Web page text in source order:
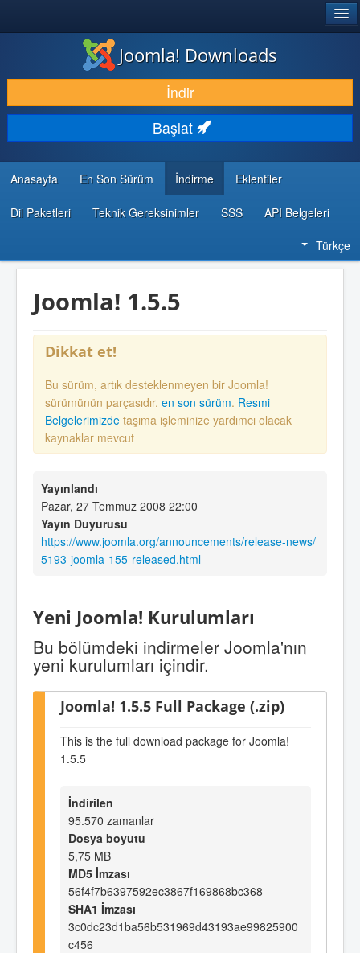
İNDIR & GENIŞLET
KEŞFET & ÖĞREN
TOPLULUK & DESTEK
GELIŞTIRICI KAYNAKLARI
Joomla! Downloads
İndir
Başlat
Anasayfa En Son Sürüm İndirme Eklentiler
Dil Paketleri Teknik Gereksinimler SSS API Belgeleri
Türkçe
Joomla! 1.5.5
Dikkat et!
Bu sürüm, artık desteklenmeyen bir Joomla!
sürümünün parçasıdır. en son sürüm. Resmi
Belgelerimizde taşıma işleminize yardımcı olacak
kaynaklar mevcut
Yayınlandı
Pazar, 27 Temmuz 2008 22:00
Yayın Duyurusu
https://www.joomla.org/announcements/release-news/
5193-joomla-155-released.html
Yeni Joomla! Kurulumları
Bu bölümdeki indirmeler Joomla'nın
yeni kurulumları içindir.
Joomla! 1.5.5 Full Package (.zip)
This is the full download package for Joomla!
1.5.5
İndirilen
95.570 zamanlar
Dosya boyutu
5,75 MB
MD5 İmzası
56f4f7b6397592ec3867f169868bc368
SHA1 İmzası
3c0dc23d1ba56b531969d43193ae99825900
c456